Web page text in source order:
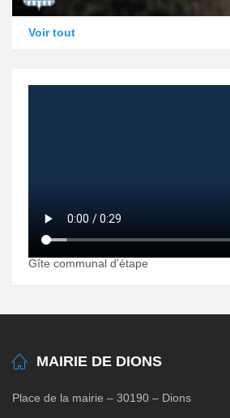
Voir tout
Gîte communal d'étape
MAIRIE DE DIONS
Place de la mairie – 30190 – Dions